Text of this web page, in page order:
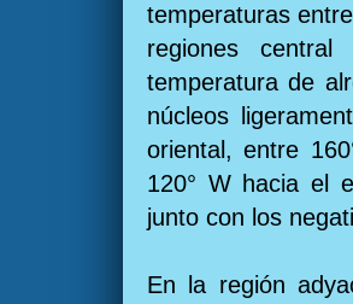
temperaturas
regiones central
temperatura de
núcleos
oriental, entre
120° W hacia el
junto con los
En la región